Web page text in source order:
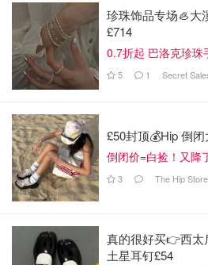
珍珠饰品专场🦪大
£714
0.7折起 巴洛克珍珠
5 1 Secret
£50封顶💰Hip 倒
倒闭价=白捡！又降
3 The Hip Store
真的很好买👉西太
土星耳钉£54